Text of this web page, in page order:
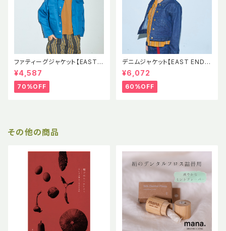
ファティーグジャケット【EAST E
ND HIGHLANDERS】EEH SS
Fatigue Jacket
¥4,587
70%OFF
デニムジャケット【EAST END H
IGHLANDERS】EEH Denim J
acket 児島デニム
¥6,072
60%OFF
その他の商品